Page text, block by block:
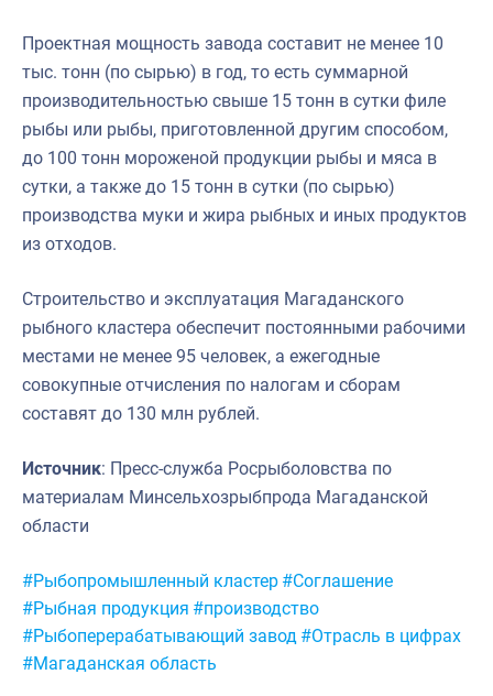
Проектная мощность завода составит не менее 10
тыс. тонн (по сырью) в год, то есть суммарной
производительностью свыше 15 тонн в сутки филе
рыбы или рыбы, приготовленной другим способом,
до 100 тонн мороженой продукции рыбы и мяса в
сутки, а также до 15 тонн в сутки (по сырью)
производства муки и жира рыбных и иных продуктов
из отходов.
Строительство и эксплуатация Магаданского
рыбного кластера обеспечит постоянными рабочими
местами не менее 95 человек, а ежегодные
совокупные отчисления по налогам и сборам
составят до 130 млн рублей.
Источник: Пресс-служба Росрыболовства по
материалам Минсельхозрыбпрода Магаданской
области
Метки:
#Рыбопромышленный кластер #Соглашение
#Рыбная продукция #производство
#Рыбоперерабатывающий завод #Отрасль в цифрах
#Магаданская область